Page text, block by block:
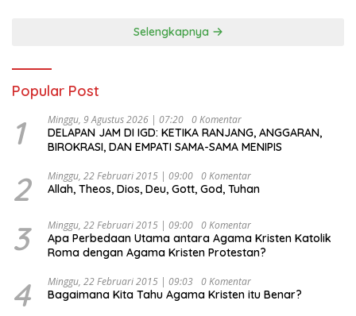
Selengkapnya
Popular Post
1 Minggu, 9 Agustus 2026 | 07:20 0 Komentar
DELAPAN JAM DI IGD: KETIKA RANJANG, ANGGARAN,
BIROKRASI, DAN EMPATI SAMA-SAMA MENIPIS
2 Minggu, 22 Februari 2015 | 09:00 0 Komentar
Allah, Theos, Dios, Deu, Gott, God, Tuhan
3 Minggu, 22 Februari 2015 | 09:00 0 Komentar
Apa Perbedaan Utama antara Agama Kristen Katolik
Roma dengan Agama Kristen Protestan?
4 Minggu, 22 Februari 2015 | 09:03 0 Komentar
Bagaimana Kita Tahu Agama Kristen itu Benar?